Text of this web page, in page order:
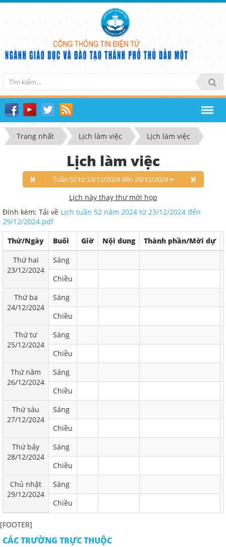
Trang nhất Lịch làm việc Lịch làm việc
Lịch làm việc
Tuần 52 từ 23/12/2024 đến 29/12/2024
Lịch này thay thư mời họp
Đính kèm: Tải về Lịch tuần 52 năm 2024 từ 23/12/2024 đến
29/12/2024.pdf
Thứ/Ngày
Buổi Giờ Nội dung Thành phần/Mời dự
Thứ hai
23/12/2024
Sáng
Chiều
Thứ ba
24/12/2024
Sáng
Chiều
Thứ tư
25/12/2024
Sáng
Chiều
Thứ năm
26/12/2024
Sáng
Chiều
Thứ sáu
27/12/2024
Sáng
Chiều
Thứ bảy
28/12/2024
Sáng
Chiều
Chủ nhật
29/12/2024
Sáng
Chiều
[FOOTER]
CÁC TRƯỜNG TRỰC THUỘC